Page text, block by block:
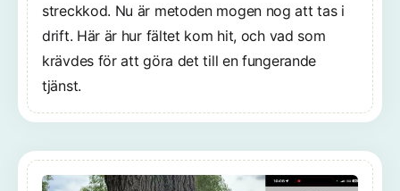
streckkod. Nu är metoden mogen nog att tas i
drift. Här är hur fältet kom hit, och vad som
krävdes för att göra det till en fungerande
tjänst.